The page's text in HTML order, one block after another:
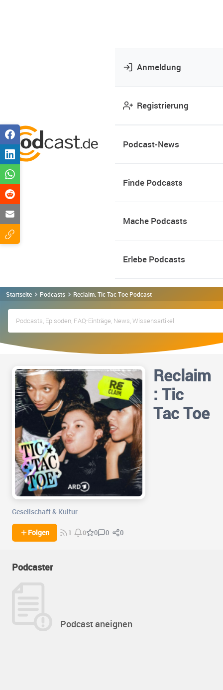
Anmeldung
Registrierung
Podcast-News
Finde Podcasts
Mache Podcasts
Erlebe Podcasts
Startseite Podcasts Reclaim: Tic Tac Toe Podcast
Reclaim
: Tic
Tac Toe
Gesellschaft & Kultur
Folgen 1 0 0 0 0
Podcaster
Podcast aneignen